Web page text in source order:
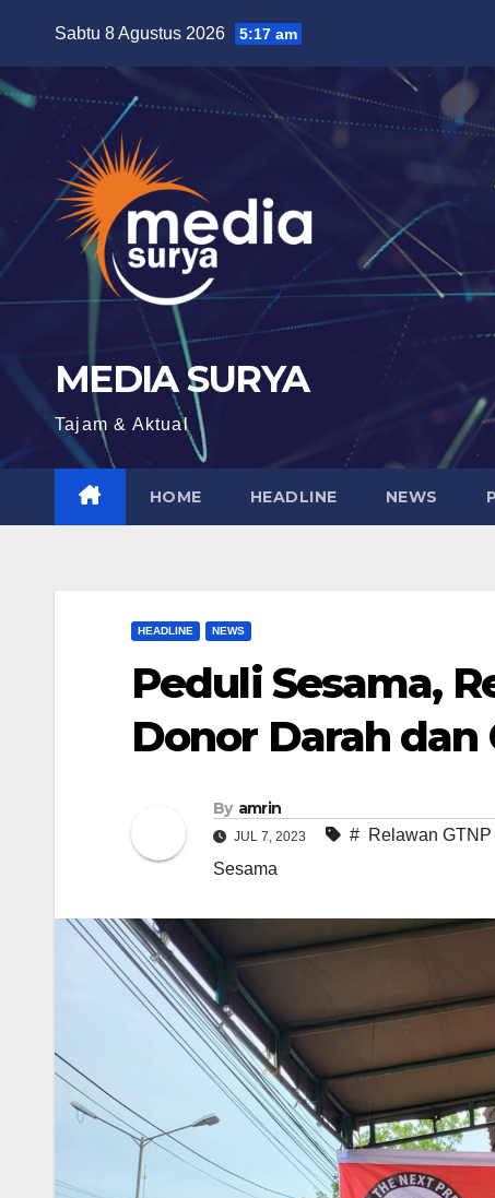
content
Sabtu 8 Agustus 2026 5:17 am
MEDIA SURYA
Tajam & Aktual
HOME HEADLINE NEWS
HEADLINE NEWS
Peduli Sesama,
Donor Darah dan
By amrin
JUL 7, 2023 # Relawan GTNP
Sesama